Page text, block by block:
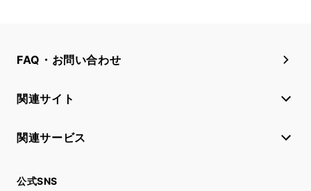
FAQ・お問い合わせ
関連サイト
関連サービス
公式SNS